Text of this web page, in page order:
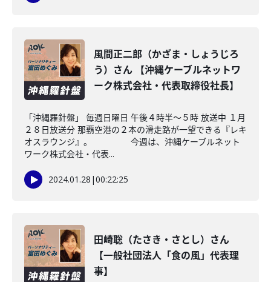
風間正二郎（かざま・しょうじろ
う）さん 【沖縄ケーブルネットワ
ーク株式会社・代表取締役社長】
「沖縄羅針盤」 毎週日曜日 午後４時半～５時 放送中 １月
２８日放送分 那覇空港の２本の滑走路が一望できる『レキ
オスラウンジ』。 今週は、沖縄ケーブルネット
ワーク株式会社・代表...
2024.01.28 |00:22:25
田崎聡（たさき・さとし）さん
【一般社団法人「食の風」代表理
事】